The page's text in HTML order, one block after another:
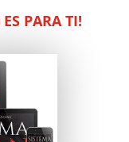
PARA TI!